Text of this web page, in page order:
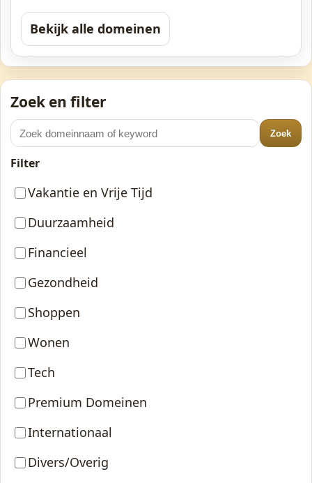
Bekijk alle domeinen
Zoek en filter
Zoek
Filter
Vakantie en Vrije Tijd
Duurzaamheid
Financieel
Gezondheid
Shoppen
Wonen
Tech
Premium Domeinen
Internationaal
Divers/Overig